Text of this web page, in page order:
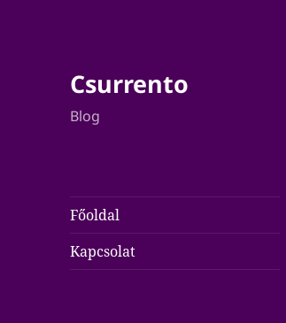
Csurrento
Blog
Főoldal
Kapcsolat